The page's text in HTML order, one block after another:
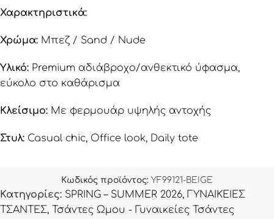
Χαρακτηριστικά:
Χρώμα: Μπεζ / Sand / Nude
Υλικό: Premium αδιάβροχο/ανθεκτικό ύφασμα,
εύκολο στο καθάρισμα
Κλείσιμο: Με φερμουάρ υψηλής αντοχής
Στυλ: Casual chic, Office look, Daily tote
Κωδικός προϊόντος: YF99121-BEIGE
Κατηγορίες: SPRING – SUMMER 2026, ΓΥΝΑΙΚΕΙΕΣ
ΤΣΑΝΤΕΣ, Τσάντες Ωμου - Γυναικείες Τσάντες